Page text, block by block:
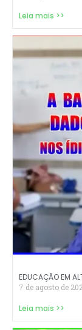
Leia mais >>
EDUCAÇÃO EM
7 de agosto de
Leia mais >>